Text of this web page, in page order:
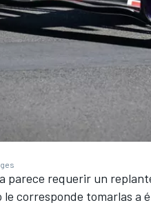
parece requerir un
corresponde tomarlas a